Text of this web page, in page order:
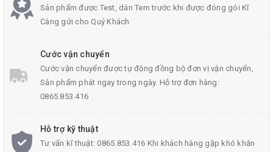
Ứng dụng:
Bảo vệ quá tải, quá nhiệt
Bảo vệ SOA bán dẫn đầu ra
Tham khảo chi tiết tại đây
Sản phẩm được Test, dán Tem trước khi được đóng gói Kĩ
Càng gửi cho Quý Khách
Cước vận chuyển
Cước vận chuyển được tự động đồng bộ đơn vị vận chuyển,
Sản phẩm phát ngay trong ngày. Hỗ trợ đơn hàng:
0865.853.416
Hỗ trợ kỹ thuật
Tư vấn kĩ thuật: 0865.853.416 Khi khách hàng gặp khó khăn